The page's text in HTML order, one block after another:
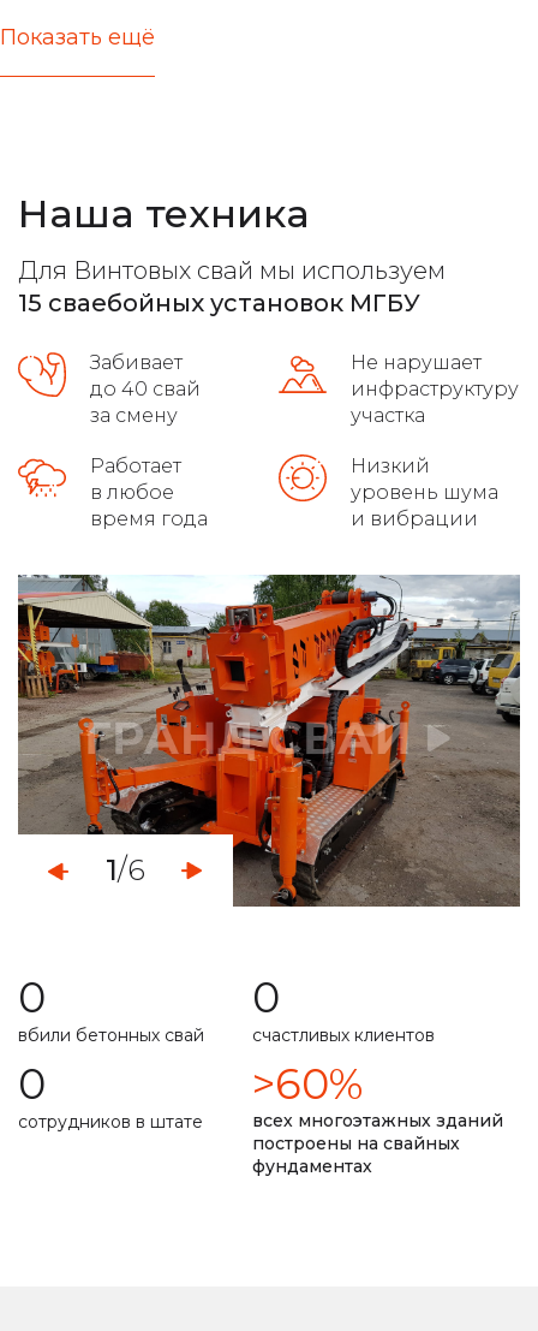
актуальные цены
все виды фундамента лучшие марки бетона
расчет максимальной нагрузки
распушовка свай для монолитных плит
осуществляет доставку
монтаж свайно-винтового фундамента
демонтаж свайных фундаментов
установка винтовых свайных опор
услуги по ремонту фундамента
укрепление ленточного фундамента
работа с любыми типами грунта
расчет несущей способности
долговечность фундамента прописана в договоре
замер уровня промерзания почвы
Показать ещё
1/6
Наша техника
Для Винтовых свай мы используем
15 сваебойных установок МГБУ
Забивает
до 40 свай
за смену
Не нарушает
инфраструктуру
участка
Работает
в любое
время года
Низкий
уровень шума
и вибрации
0
вбили бетонных свай
0
счастливых клиентов
0
сотрудников в штате
>60%
всех многоэтажных зданий
построены на свайных
фундаментах